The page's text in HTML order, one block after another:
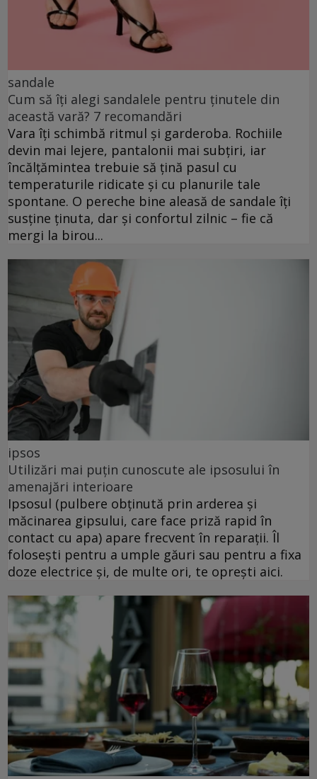
sandale
Cum să îți alegi sandalele pentru ținutele din
această vară? 7 recomandări
Vara îți schimbă ritmul și garderoba. Rochiile
devin mai lejere, pantalonii mai subțiri, iar
încălțămintea trebuie să țină pasul cu
temperaturile ridicate și cu planurile tale
spontane. O pereche bine aleasă de sandale îți
susține ținuta, dar și confortul zilnic – fie că
mergi la birou...
ipsos
Utilizări mai puțin cunoscute ale ipsosului în
amenajări interioare
Ipsosul (pulbere obținută prin arderea și
măcinarea gipsului, care face priză rapid în
contact cu apa) apare frecvent în reparații. Îl
folosești pentru a umple găuri sau pentru a fixa
doze electrice și, de multe ori, te oprești aici.